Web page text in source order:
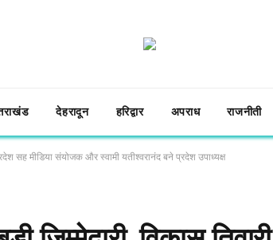
देहरादून हरिद्वार अपराध राजनीती
सह मीडिया संयोजक और स्वामी यतीश्वरानंद बने प्रदेश उपाध्यक्ष